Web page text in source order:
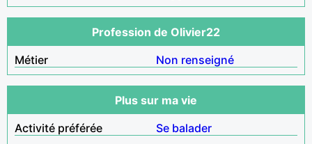
Profession de Olivier22
Métier
Non renseigné
Plus sur ma vie
Activité préférée
Se balader